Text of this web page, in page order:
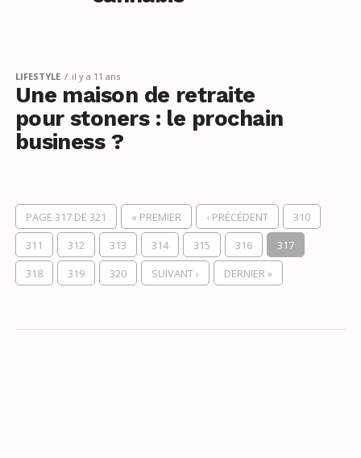
LIFESTYLE il y a 11 ans
Une maison de retraite
pour stoners : le prochain
business ?
PAGE 317 DE 321 « PREMIER ‹ PRÉCÉDENT
310
311
312 313 314 315 316
317
318
319 320 SUIVANT › DERNIER »